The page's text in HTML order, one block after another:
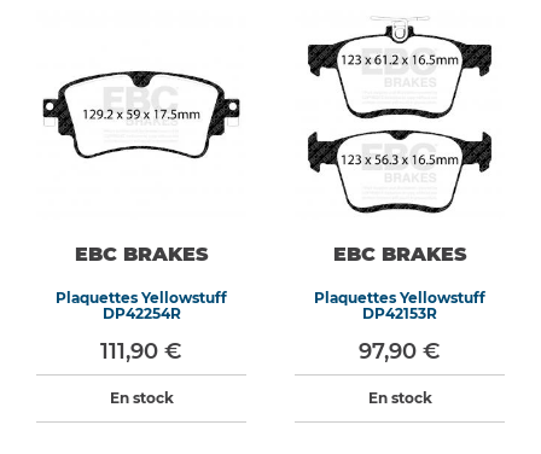
EBC BRAKES
Plaquettes Yellowstuff
DP42254R
111,90 €
En stock
EBC BRAKES
Plaquettes Yellowstuff
DP42153R
97,90 €
En stock